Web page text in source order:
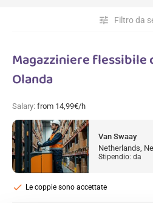
Filtro da
tune
Magazziniere flessibile
Olanda
Salary: from 14,99€/h
Van Swaay
Netherlands,
Stipendio: da
Le coppie sono accettate
check